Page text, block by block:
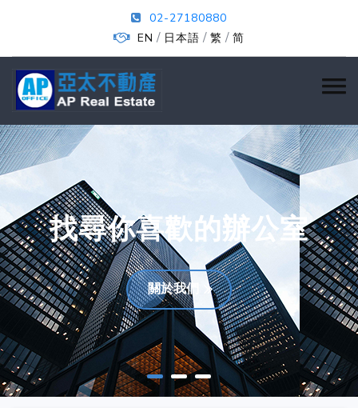
02-27180880
EN / 日本語 / 繁 / 简
找尋你喜歡的辦公室
關於我們